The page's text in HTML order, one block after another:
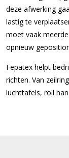
deze afwerking
lastig te
moet vaak
opnieuw
Fepatex helpt
richten. Van
luchttafels, roll